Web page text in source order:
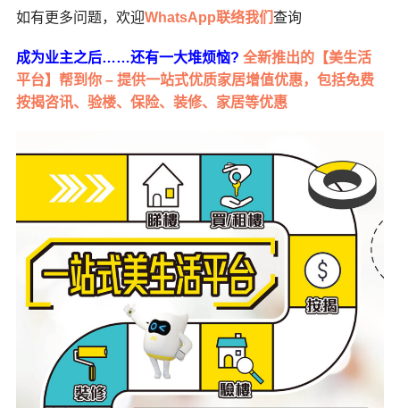
如有更多问题，欢迎WhatsApp联络我们 查询
成为业主之后……还有一大堆烦恼? 全新推出的【美生活
平台】帮到你 – 提供一站式优质家居增值优惠，包括免费
按揭咨讯、验楼、保险、装修、家居等优惠